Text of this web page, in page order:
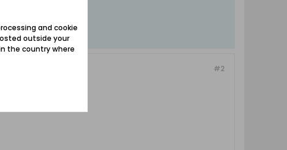
#2
and cookie
outside your
the country where